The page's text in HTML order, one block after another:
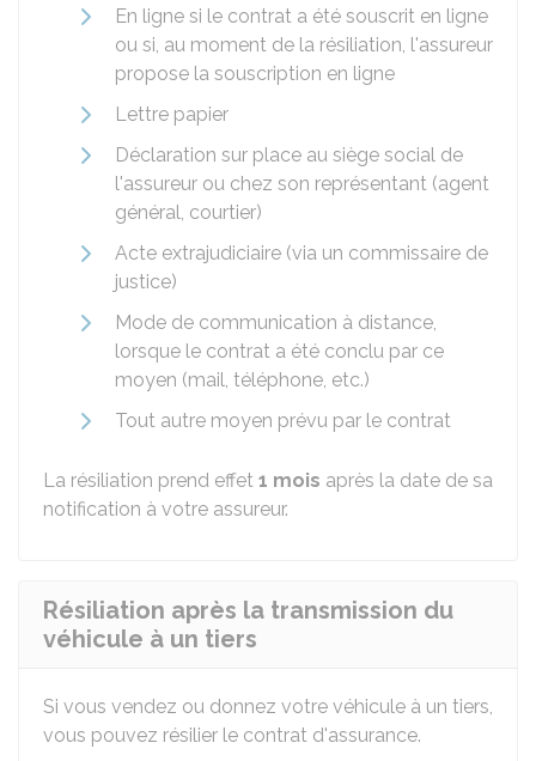
En ligne si le contrat a été souscrit en ligne
ou si, au moment de la résiliation, l'assureur
propose la souscription en ligne
Lettre papier
Déclaration sur place au siège social de
l'assureur ou chez son représentant (agent
général, courtier)
Acte extrajudiciaire (via un commissaire de
justice)
Mode de communication à distance,
lorsque le contrat a été conclu par ce
moyen (mail, téléphone, etc.)
Tout autre moyen prévu par le contrat
La résiliation prend effet 1 mois après la date de sa
notification à votre assureur.
Résiliation après la transmission du
véhicule à un tiers
Si vous vendez ou donnez votre véhicule à un tiers,
vous pouvez résilier le contrat d'assurance.